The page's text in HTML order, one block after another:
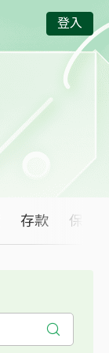
登入
存款 保險